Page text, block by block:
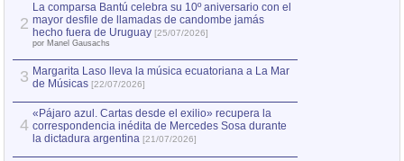
2
La comparsa Bantú celebra su 10º aniversario con el
mayor desfile de llamadas de candombe jamás
hecho fuera de Uruguay [25/07/2026]
por Manel Gausachs
3 Margarita Laso lleva la música ecuatoriana a La Mar
de Músicas [22/07/2026]
4
«Pájaro azul. Cartas desde el exilio» recupera la
correspondencia inédita de Mercedes Sosa durante
la dictadura argentina [21/07/2026]